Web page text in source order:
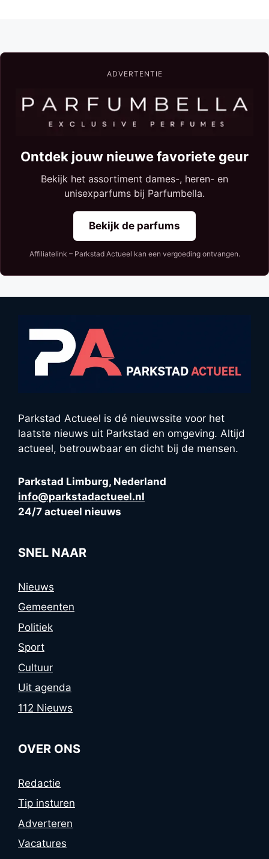
ADVERTENTIE
Ontdek jouw nieuwe favoriete geur
Bekijk het assortiment dames-, heren- en
unisexparfums bij Parfumbella.
Bekijk de parfums
Affiliatelink – Parkstad Actueel kan een vergoeding ontvangen.
Parkstad Actueel is dé nieuwssite voor het
laatste nieuws uit Parkstad en omgeving. Altijd
actueel, betrouwbaar en dicht bij de mensen.
Parkstad Limburg, Nederland
info@parkstadactueel.nl
24/7 actueel nieuws
SNEL NAAR
Nieuws
Gemeenten
Politiek
Sport
Cultuur
Uit agenda
112 Nieuws
OVER ONS
Redactie
Tip insturen
Adverteren
Vacatures